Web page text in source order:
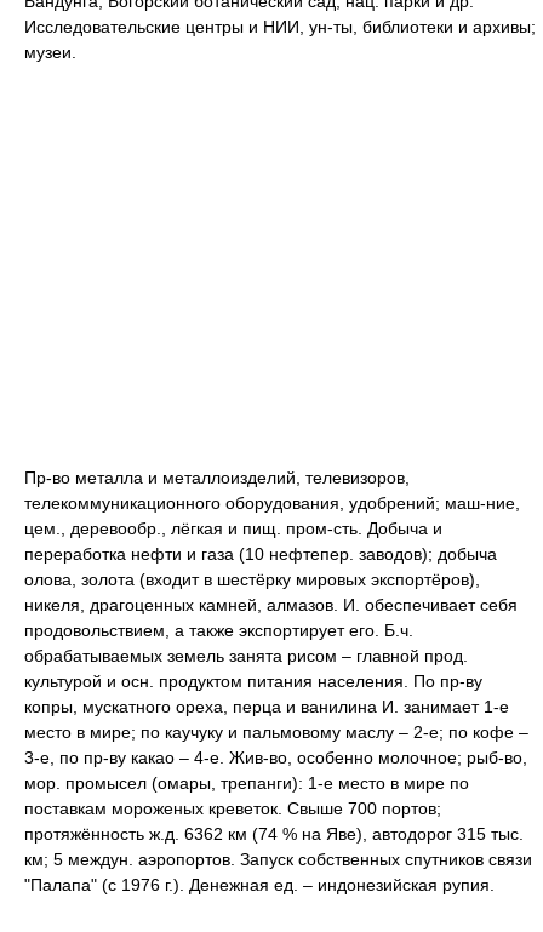
Исследовательские центры и НИИ, ун-ты, библиотеки и архивы;
музеи.
Пр-во металла и металлоизделий, телевизоров,
телекоммуникационного оборудования, удобрений; маш-ние,
цем., деревообр., лёгкая и пищ. пром-сть. Добыча и
переработка нефти и газа (10 нефтепер. заводов); добыча
олова, золота (входит в шестёрку мировых экспортёров),
никеля, драгоценных камней, алмазов. И. обеспечивает себя
продовольствием, а также экспортирует его. Б.ч.
обрабатываемых земель занята рисом – главной прод.
культурой и осн. продуктом питания населения. По пр-ву
копры, мускатного ореха, перца и ванилина И. занимает 1-е
место в мире; по каучуку и пальмовому маслу – 2-е; по кофе –
3-е, по пр-ву какао – 4-е. Жив-во, особенно молочное; рыб-во,
мор. промысел (омары, трепанги): 1-е место в мире по
поставкам мороженых креветок. Свыше 700 портов;
протяжённость ж.д. 6362 км (74 % на Яве), автодорог 315 тыс.
км; 5 междун. аэропортов. Запуск собственных спутников связи
"Палапа" (с 1976 г.). Денежная ед. – индонезийская рупия.